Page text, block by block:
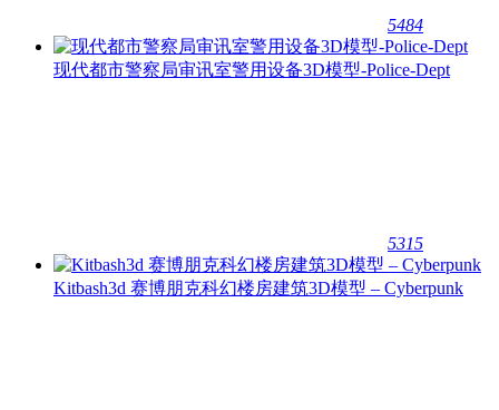
5484
现代都市警察局审讯室警用设备3D模型-Police-Dept
5315
Kitbash3d 赛博朋克科幻楼房建筑3D模型 – Cyberpunk